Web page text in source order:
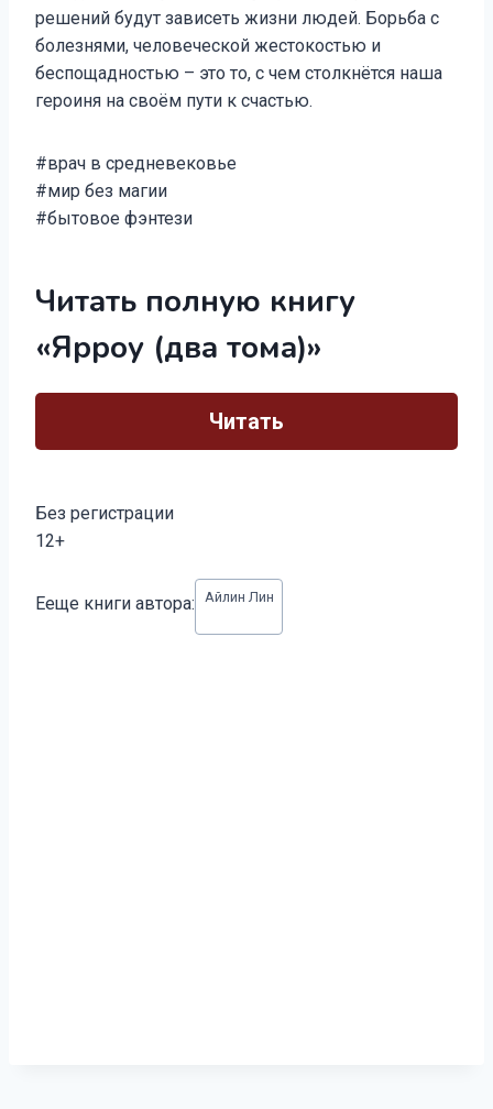
решений будут зависеть жизни людей. Борьба с
болезнями, человеческой жестокостью и
беспощадностью – это то, с чем столкнётся наша
героиня на своём пути к счастью.
#врач в средневековье
#мир без магии
#бытовое фэнтези
Читать полную книгу
«Ярроу (два тома)»
Читать
Без регистрации
12+
записи:
Ееще книги автора: Айлин Лин